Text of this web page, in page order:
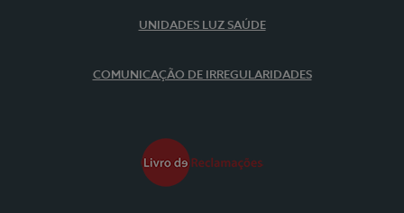
UNIDADES LUZ SAÚDE
COMUNICAÇÃO DE IRREGULARIDADES